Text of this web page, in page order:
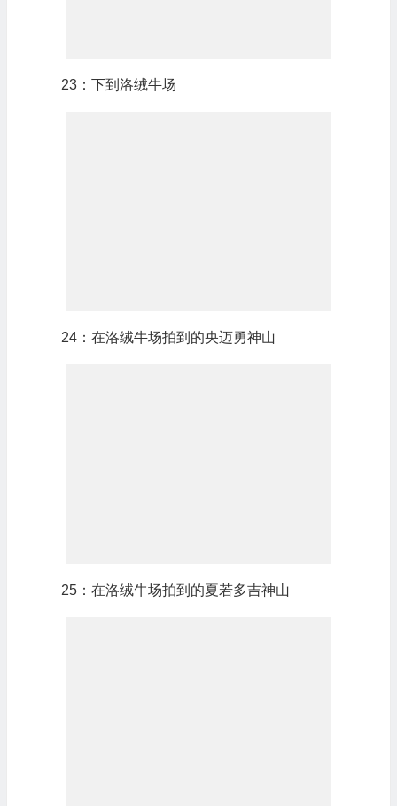
23：下到洛绒牛场
24：在洛绒牛场拍到的央迈勇神山
25：在洛绒牛场拍到的夏若多吉神山